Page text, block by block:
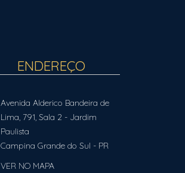
ENDEREÇO
Avenida Alderico Bandeira de
Lima, 791, Sala 2 - Jardim
Paulista
Campina Grande do Sul - PR
VER NO MAPA